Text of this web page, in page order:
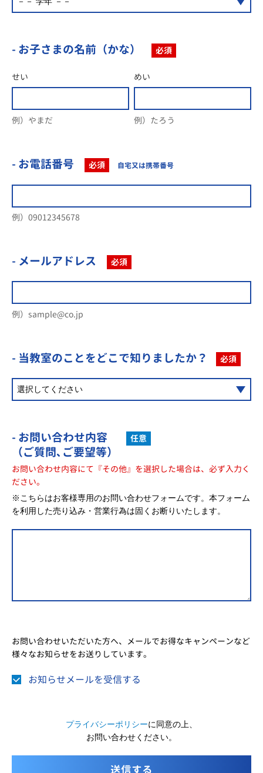
- お子さまの名前（かな） 必須
せい
例）やまだ
めい
例）たろう
- お電話番号 必須 自宅又は携帯番号
例）09012345678
- メールアドレス 必須
例）sample@co.jp
- 当教室のことをどこで知りましたか？ 必須
- お問い合わせ内容
（ご質問､ご要望等）
任意
お問い合わせ内容にて『その他』を選択した場合は、必ず入力く
ださい。
※こちらはお客様専用のお問い合わせフォームです。本フォーム
を利用した売り込み・営業行為は固くお断りいたします。
お問い合わせいただいた方へ、メールでお得なキャンペーンなど
様々なお知らせをお送りしています。
お知らせメールを受信する
プライバシーポリシーに同意の上、
お問い合わせください。